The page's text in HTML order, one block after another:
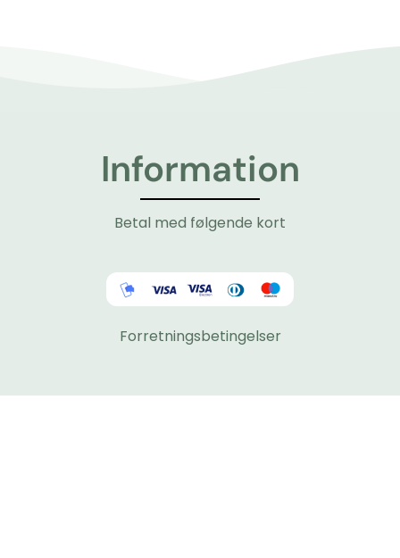
Information
Betal med følgende kort
Forretningsbetingelser